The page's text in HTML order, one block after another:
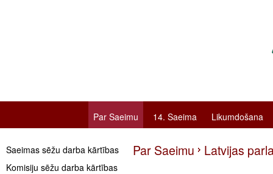
Par Saeimu 14. Saeima Likumdošana
Saeimas sēžu darba kārtības
Komisiju sēžu darba kārtības
Par Saeimu Latvijas